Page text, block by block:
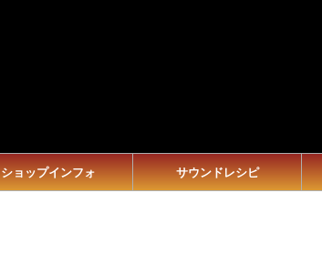
ショップインフォ サウンドレシピ